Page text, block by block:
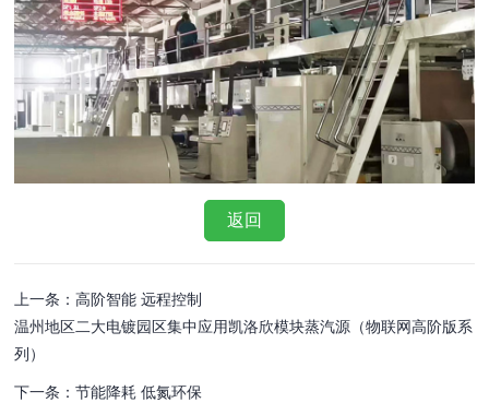
返回
上一条：高阶智能 远程控制
温州地区二大电镀园区集中应用凯洛欣模块蒸汽源（物联网高阶版系
列）
下一条：节能降耗 低氮环保